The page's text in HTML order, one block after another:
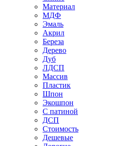
Материал
МДФ
Эмаль
Акрил
Береза
Дерево
Дуб
ЛДСП
Массив
Пластик
Шпон
Экошпон
С патиной
ДСП
Стоимость
Дешевые